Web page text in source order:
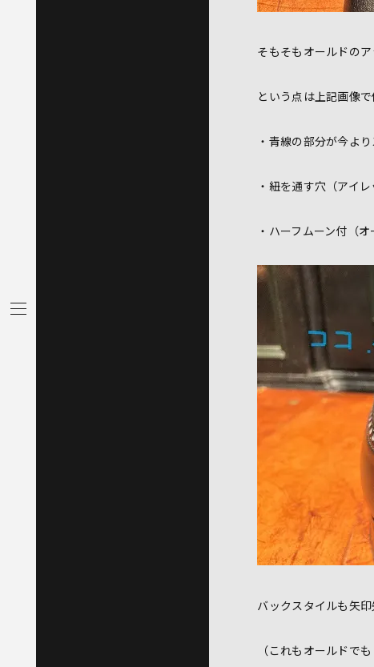
そもそもオールドの
という点は上記画像で
・青線の部分が今よ
・紐を通す穴（アイ
・ハーフムーン付（
バックスタイルも矢
（これもオールドで